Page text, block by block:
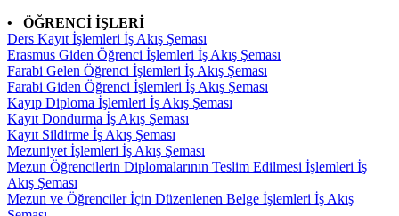
• ÖĞRENCİ İŞLERİ
Ders Kayıt İşlemleri İş Akış Şeması
Erasmus Giden Öğrenci İşlemleri İş Akış Şeması
Farabi Gelen Öğrenci İşlemleri İş Akış Şeması
Farabi Giden Öğrenci İşlemleri İş Akış Şeması
Kayıp Diploma İşlemleri İş Akış Şeması
Kayıt Dondurma İş Akış Şeması
Kayıt Sildirme İş Akış Şeması
Mezuniyet İşlemleri İş Akış Şeması
Mezun Öğrencilerin Diplomalarının Teslim Edilmesi İşlemleri İş
Akış Şeması
Mezun ve Öğrenciler İçin Düzenlenen Belge İşlemleri İş Akış